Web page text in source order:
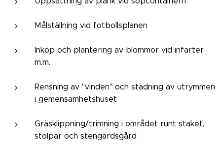
Målställning vid fotbollsplanen
Inköp och plantering av blommor vid infarter
m.m.
Rensning av "vinden" och städning av utrymmen
i gemensamhetshuset
Gräsklippning/trimning i området runt staket,
stolpar och stengärdsgård